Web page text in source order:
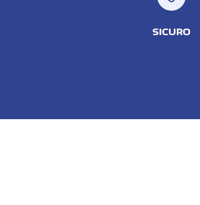
SICURO